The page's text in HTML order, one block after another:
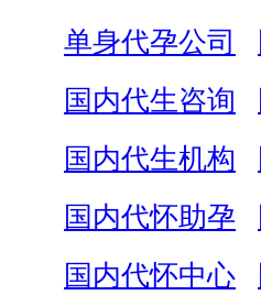
单身代孕公司
国内代生咨询
国内代生机构
国内代怀助孕
国内代怀中心